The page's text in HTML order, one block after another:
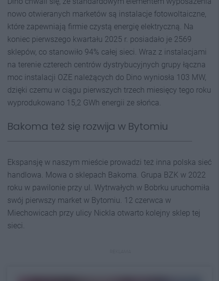
nowo otwieranych marketów są instalacje fotowoltaiczne,
które zapewniają firmie czystą energię elektryczną. Na
koniec pierwszego kwartału 2025 r. posiadało je 2569
sklepów, co stanowiło 94% całej sieci. Wraz z instalacjami
na terenie czterech centrów dystrybucyjnych grupy łączna
moc instalacji OZE należących do Dino wyniosła 103 MW,
dzięki czemu w ciągu pierwszych trzech miesięcy tego roku
wyprodukowano 15,2 GWh energii ze słońca.
Bakoma też się rozwija w Bytomiu
Ekspansję w naszym mieście prowadzi też inna polska sieć
handlowa. Mowa o sklepach Bakoma. Grupa BZK w 2022
roku w pawilonie przy ul. Wytrwałych w Bobrku uruchomiła
swój pierwszy market w Bytomiu. 12 czerwca w
Miechowicach przy ulicy Nickla otwarto kolejny sklep tej
sieci.